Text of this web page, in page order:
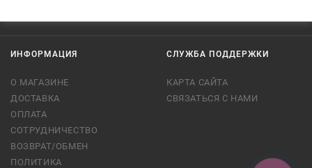
ИНФОРМАЦИЯ
О МАГАЗИНЕ
ДОСТАВКА
ОПЛАТА
СОТРУДНИЧЕСТВО
ВОЗВРАТ/ОБМЕН
ПОЛИТИКА
СЛУЖБА ПОДДЕРЖКИ
КАРТА САЙТА
СВЯЗАТЬСЯ С НАМИ